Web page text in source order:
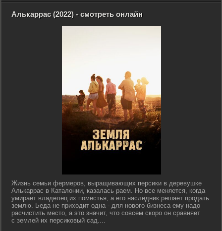
Алькаррас (2022) - смотреть онлайн
Жизнь семьи фермеров, выращивающих персики в деревушке
Алькаррас в Каталонии, казалась раем. Но все меняется, когда
умирает владелец их поместья, а его наследник решает продать
землю. Беда не приходит одна - для нового бизнеса ему надо
расчистить место, а это значит, что совсем скоро он сравняет
с землей их персиковый сад....